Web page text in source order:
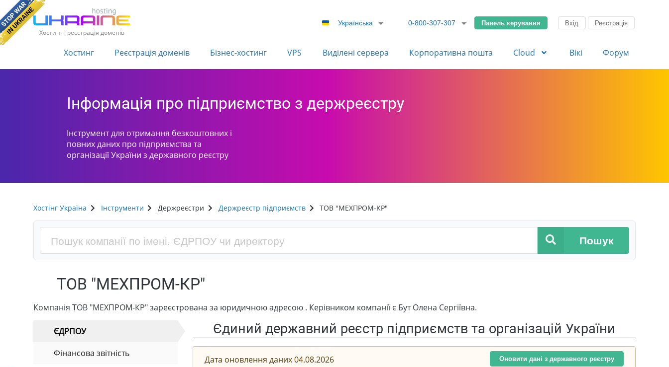
Хостинг і реєстрація доменів
Українська 0-800-307-307 Панель керування Вхід Реєстрація
Хостинг Реєстрація доменів Бізнес-хостинг VPS Виділені сервера Корпоративна пошта Cloud Вікі Форум
Інформація про підприємство з держреєстру
Інструмент для отримання безкоштовних і
повних даних про підприємства та
організації України з державного реєстру
Хостінг Україна Інструменти Держреєстри Держреєстр підприємств ТОВ "МЕХПРОМ-КР"
Пошук
ТОВ "МЕХПРОМ-КР"
Компанія ТОВ "МЕХПРОМ-КР" зареєстрована за юридичною адресою . Керівником компанії є Бут Олена Сергіївна.
ЄДРПОУ
Фінансова звітність
Єдиний державний реєстр підприємств та організацій України
Дата оновлення даних 04.08.2026 Оновити дані з державного реєстру